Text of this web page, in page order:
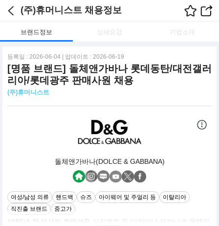
(주)휴머니스트 채용정보
브랜드정보 상세요강 기업소개
등록일 : 2026-06-04 | 업데이트 : 2026-06-19
[명품 브랜드] 돌체앤가바나 롯데동탄/대전갤러
리아/롯데광주 판매사원 채용
(주)휴머니스트
돌체앤가바나(DOLCE & GABBANA)
여성/남성 의류 핸드백 슈즈 아이웨어 및 주얼리 등
이탈리아
직진출 브랜드
중고가
1985년 첫 여성복 컬렉션을 시작으로 두 디자이너 도미니코 돌체와